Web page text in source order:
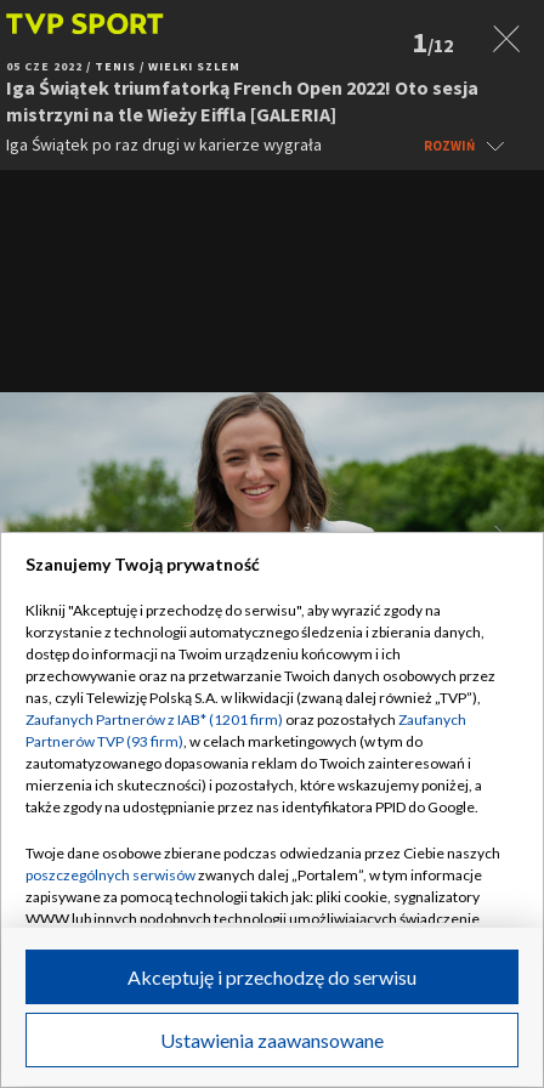
05 CZE 2022 / TENIS / WIELKI SZLEM
Iga Świątek triumfatorką French Open 2022! Oto sesja
mistrzyni na tle Wieży Eiffla [GALERIA]
Iga Świątek po raz drugi w karierze wygrała
ROZWIŃ
1/12
moście Bir-Hakeim po wygranej we French Open
2022 (fot. Getty)
Szanujemy Twoją prywatność
Kliknij "Akceptuję i przechodzę do serwisu", aby wyrazić zgody na
korzystanie z technologii automatycznego śledzenia i zbierania danych,
dostęp do informacji na Twoim urządzeniu końcowym i ich
przechowywanie oraz na przetwarzanie Twoich danych osobowych przez
nas, czyli Telewizję Polską S.A. w likwidacji (zwaną dalej również „TVP”),
Zaufanych Partnerów z IAB* (1201 firm) oraz pozostałych Zaufanych
Partnerów TVP (93 firm), w celach marketingowych (w tym do
zautomatyzowanego dopasowania reklam do Twoich zainteresowań i
mierzenia ich skuteczności) i pozostałych, które wskazujemy poniżej, a
także zgody na udostępnianie przez nas identyfikatora PPID do Google.
Twoje dane osobowe zbierane podczas odwiedzania przez Ciebie naszych
poszczególnych serwisówzwanych dalej „Portalem”, w tym informacje
zapisywane za pomocą technologii takich jak: pliki cookie, sygnalizatory
WWW lub innych podobnych technologii umożliwiających świadczenie
ruchu w Internecie.
Twoje dane osobowe zbierane podczas odwiedzania przez Ciebie
poszczególnych serwisówna Portalu, takie jak adresy IP, identyfikatory
Ustawienia zaawansowane
Akceptuję i przechodzę do serwisu